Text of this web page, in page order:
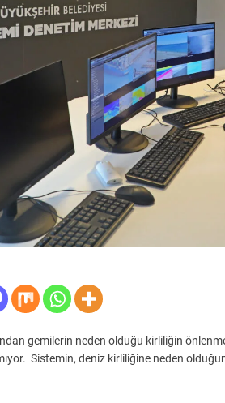
gemilerin neden olduğu kirliliğin
Sistemin, deniz kirliliğine neden